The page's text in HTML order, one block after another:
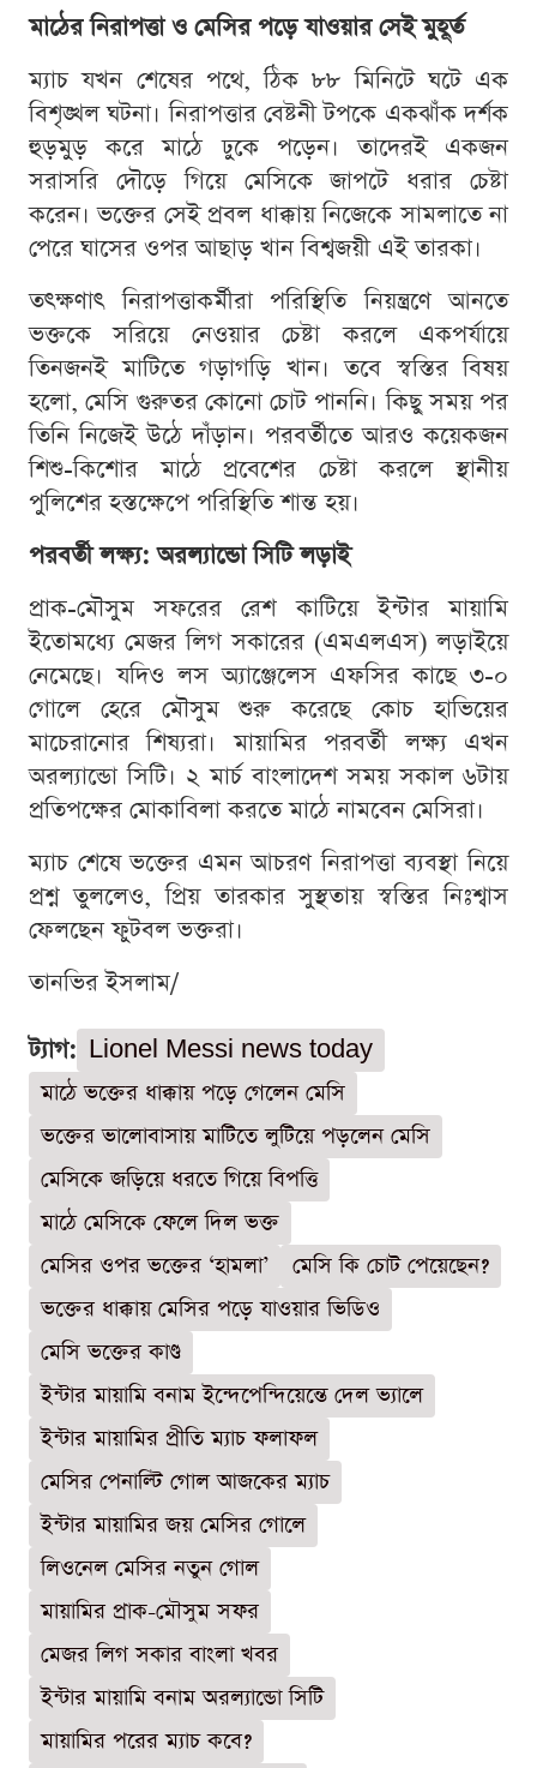
মাঠের নিরাপত্তা ও মেসির পড়ে যাওয়ার সেই মুহূর্ত
ম্যাচ যখন শেষের পথে, ঠিক ৮৮ মিনিটে ঘটে এক
বিশৃঙ্খল ঘটনা। নিরাপত্তার বেষ্টনী টপকে একঝাঁক দর্শক
হুড়মুড় করে মাঠে ঢুকে পড়েন। তাদেরই একজন
সরাসরি দৌড়ে গিয়ে মেসিকে জাপটে ধরার চেষ্টা
করেন। ভক্তের সেই প্রবল ধাক্কায় নিজেকে সামলাতে না
পেরে ঘাসের ওপর আছাড় খান বিশ্বজয়ী এই তারকা।
তৎক্ষণাৎ নিরাপত্তাকর্মীরা পরিস্থিতি নিয়ন্ত্রণে আনতে
ভক্তকে সরিয়ে নেওয়ার চেষ্টা করলে একপর্যায়ে
তিনজনই মাটিতে গড়াগড়ি খান। তবে স্বস্তির বিষয়
হলো, মেসি গুরুতর কোনো চোট পাননি। কিছু সময় পর
তিনি নিজেই উঠে দাঁড়ান। পরবর্তীতে আরও কয়েকজন
শিশু-কিশোর মাঠে প্রবেশের চেষ্টা করলে স্থানীয়
পুলিশের হস্তক্ষেপে পরিস্থিতি শান্ত হয়।
পরবর্তী লক্ষ্য: অরল্যান্ডো সিটি লড়াই
প্রাক-মৌসুম সফরের রেশ কাটিয়ে ইন্টার মায়ামি
ইতোমধ্যে মেজর লিগ সকারের (এমএলএস) লড়াইয়ে
নেমেছে। যদিও লস অ্যাঞ্জেলেস এফসির কাছে ৩-০
গোলে হেরে মৌসুম শুরু করেছে কোচ হাভিয়ের
মাচেরানোর শিষ্যরা। মায়ামির পরবর্তী লক্ষ্য এখন
অরল্যান্ডো সিটি। ২ মার্চ বাংলাদেশ সময় সকাল ৬টায়
প্রতিপক্ষের মোকাবিলা করতে মাঠে নামবেন মেসিরা।
ম্যাচ শেষে ভক্তের এমন আচরণ নিরাপত্তা ব্যবস্থা নিয়ে
প্রশ্ন তুললেও, প্রিয় তারকার সুস্থতায় স্বস্তির নিঃশ্বাস
ফেলছেন ফুটবল ভক্তরা।
তানভির ইসলাম/
ট্যাগ: Lionel Messi news today
মাঠে ভক্তের ধাক্কায় পড়ে গেলেন মেসি
ভক্তের ভালোবাসায় মাটিতে লুটিয়ে পড়লেন মেসি
মেসিকে জড়িয়ে ধরতে গিয়ে বিপত্তি
মাঠে মেসিকে ফেলে দিল ভক্ত
মেসির ওপর ভক্তের ‘হামলা’
মেসি কি চোট পেয়েছেন?
ভক্তের ধাক্কায় মেসির পড়ে যাওয়ার ভিডিও
মেসি ভক্তের কাণ্ড
ইন্টার মায়ামি বনাম ইন্দেপেন্দিয়েন্তে দেল ভ্যালে
ইন্টার মায়ামির প্রীতি ম্যাচ ফলাফল
মেসির পেনাল্টি গোল আজকের ম্যাচ
ইন্টার মায়ামির জয় মেসির গোলে
লিওনেল মেসির নতুন গোল
মায়ামির প্রাক-মৌসুম সফর
মেজর লিগ সকার বাংলা খবর
ইন্টার মায়ামি বনাম অরল্যান্ডো সিটি
মায়ামির পরের ম্যাচ কবে?